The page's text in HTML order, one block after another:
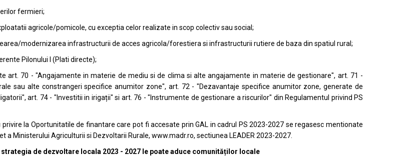
fermieri;
agricole/pomicole, cu exceptia celor realizate in scop colectiv sau social;
modernizarea infrastructurii de acces agricola/forestiera si infrastructurii rutiere de baza din spatiul rural;
Pilonului I (Plati directe);
art. 70 - "Angajamente in materie de mediu si de clima si alte angajamente in materie de gestionare", art. 71 -
sau alte constrangeri specifice anumitor zone", art. 72 - "Dezavantaje specifice anumitor zone, generate de
art. 74 - "Investitii in irigații" si art. 76 - "Instrumente de gestionare a riscurilor" din Regulamentul privind PS
privire la Oportunitatile de finantare care pot fi accesate prin GAL in cadrul PS 2023-2027 se regasesc mentionate
a Ministerului Agriculturii si Dezvoltarii Rurale, www.madr.ro, sectiunea LEADER 2023-2027.
strategia de dezvoltare locala 2023 - 2027 le poate aduce comunităților locale